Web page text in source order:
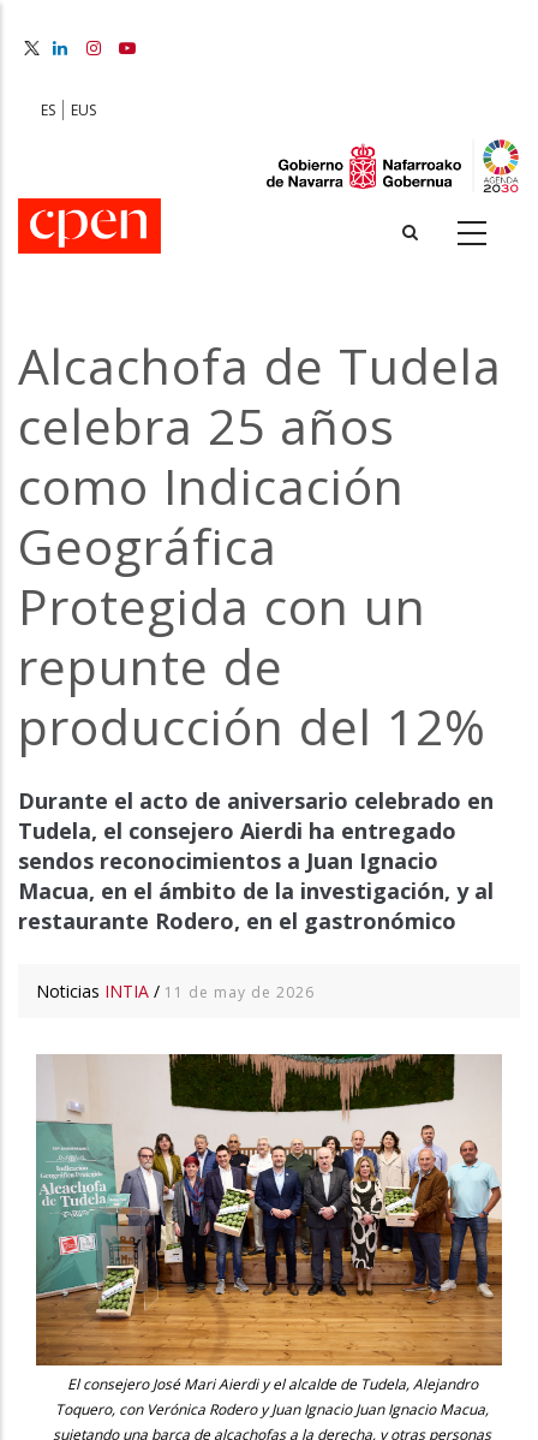
content
ES EUS
Alcachofa de Tudela
celebra 25 años
como Indicación
Geográfica
Protegida con un
repunte de
producción del 12%
Durante el acto de aniversario celebrado en
Tudela, el consejero Aierdi ha entregado
sendos reconocimientos a Juan Ignacio
Macua, en el ámbito de la investigación, y al
restaurante Rodero, en el gastronómico
Noticias INTIA / 11 de may de 2026
El consejero José Mari Aierdi y el alcalde de Tudela, Alejandro
Toquero, con Verónica Rodero y Juan Ignacio Juan Ignacio Macua,
sujetando una barca de alcachofas a la derecha, y otras personas